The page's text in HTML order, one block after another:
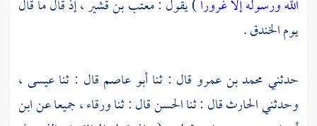
الله ورسوله إلا غرورا) يقول :معتب بن قشير ،إذ قال ما قال
يوم الخندق .
حدثني محمد بن عمرو قال : ثناأبو عاصم قال : ثناعيسى ،
وحدثنيالحارثقال : ثناالحسنقال : ثناورقاء ،جميعا عنابن